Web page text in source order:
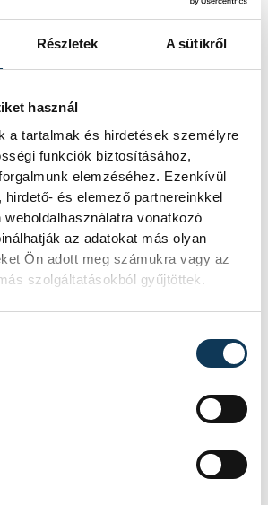
Részletek A sütikről
használ
a tartalmak és hirdetések személyre
funkciók biztosításához,
elemzéséhez. Ezenkívül
hirdető- és elemező partnereinkkel
vonatkozó
az adatokat más olyan
Ön adott meg számukra vagy az
szolgáltatásokból gyűjtöttek.